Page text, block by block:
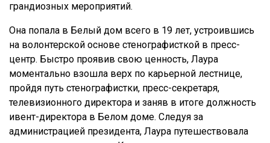
грандиозных мероприятий.
Она попала в Белый дом всего в 19 лет, устроившись
на волонтерской основе стенографисткой в пресс-
центр. Быстро проявив свою ценность, Лаура
моментально взошла верх по карьерной лестнице,
пройдя путь стенографистки, пресс-секретаря,
телевизионного директора и заняв в итоге должность
ивент-директора в Белом доме. Следуя за
администрацией президента, Лаура путешествовала